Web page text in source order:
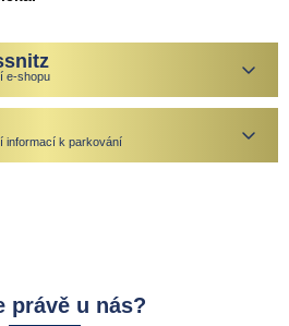
e-shopu
informací k parkování
právě u nás?